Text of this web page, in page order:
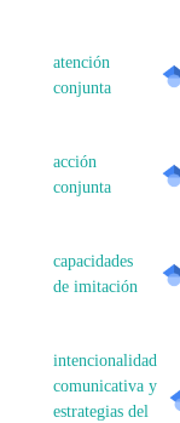
atención
conjunta
acción
conjunta
capacidades
de imitación
intencionalidad
comunicativa y
estrategias del